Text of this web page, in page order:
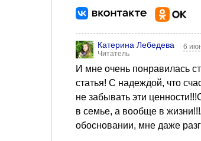
Катерина Лебедева
Читатель
6
И мне очень понравилась
статья! С надеждой, что
не забывать эти
в семье, а вообще в
обосновании, мне даже